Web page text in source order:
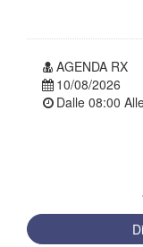
AGENDA RX
10/08/2026
Dalle 08:00